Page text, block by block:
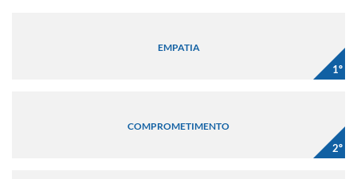
EMPATIA
1º
COMPROMETIMENTO
2º